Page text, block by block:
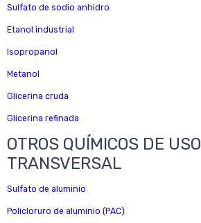
Sulfato de sodio anhidro
Etanol industrial
Isopropanol
Metanol
Glicerina cruda
Glicerina refinada
OTROS QUÍMICOS DE USO
TRANSVERSAL
Sulfato de aluminio
Policloruro de aluminio (PAC)